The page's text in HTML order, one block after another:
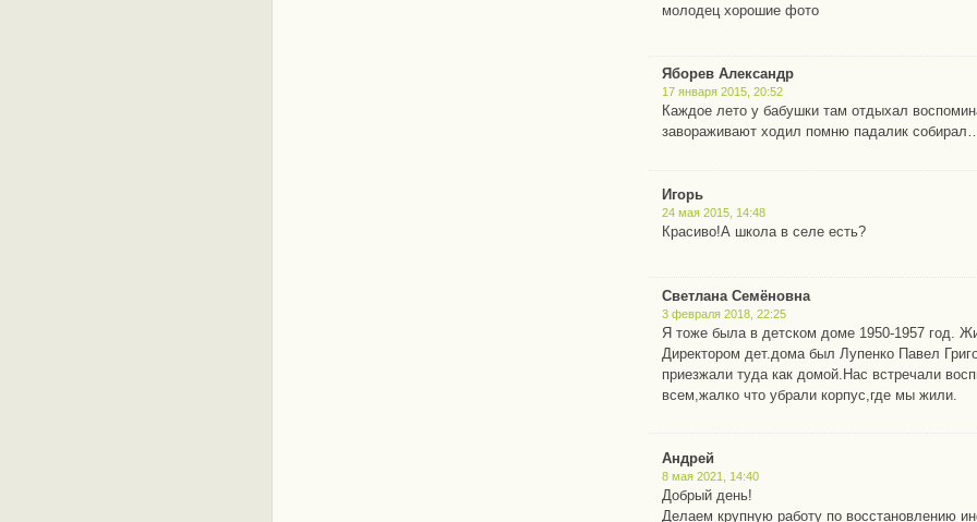
молодец хорошие фото
Яборев Александр
17 января 2015, 20:52
Каждое лето у бабушки там отдыхал
завораживают ходил помню падалик
Игорь
24 мая 2015, 14:48
Красиво!А школа в селе есть?
Светлана Семёновна
3 февраля 2018, 22:25
Я тоже была в детском доме 1950-1957 год.
Директором дет.дома был Лупенко Павел
приезжали туда как домой.Нас встречали
всем,жалко что убрали корпус,где мы жили.
Андрей
8 мая 2021, 14:40
Добрый день!
Делаем крупную работу по восстановлению